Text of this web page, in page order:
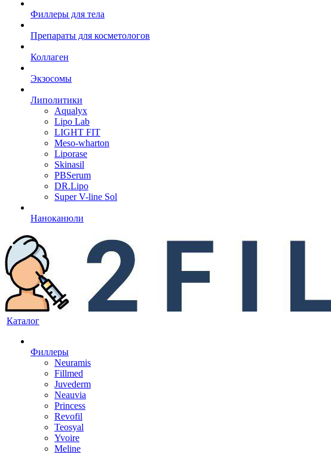
Филлеры для тела
Препараты для косметологов
Коллаген
Экзосомы
Липолитики
Aqualyx
Lipo Lab
LIGHT FIT
Meso-wharton
Liporase
Skinasil
PBSerum
DR.Lipo
Super V-line Sol
Наноканюли
Каталог
Филлеры
Neuramis
Fillmed
Juvederm
Neauvia
Princess
Revofil
Teosyal
Yvoire
Meline